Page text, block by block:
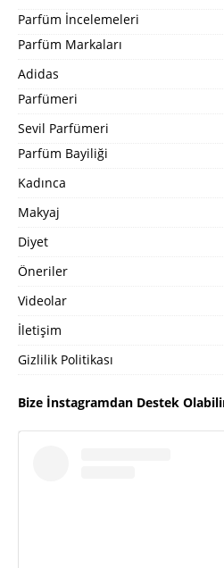
Parfüm İncelemeleri
Parfüm Markaları
Adidas
Parfümeri
Sevil Parfümeri
Parfüm Bayiliği
Kadınca
Makyaj
Diyet
Öneriler
Videolar
İletişim
Gizlilik Politikası
Bize İnstagramdan Destek